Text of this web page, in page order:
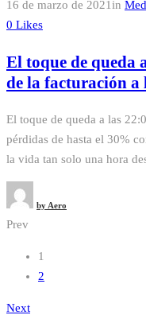
16 de marzo de 2021 in
0 Likes
El toque de queda
de la facturación a
El toque de queda a las
pérdidas de hasta el 30%
la vida tan solo una hora
by Aero
Prev
de
1
2
Next